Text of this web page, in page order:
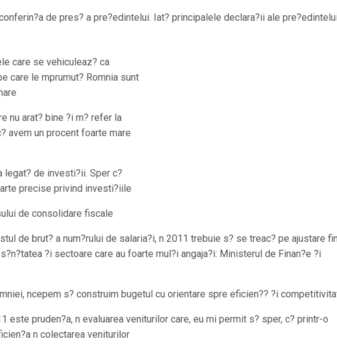
de pres? a pre?edintelui. Iat? principalele declara?ii ale
care se vehiculeaz? ca
care le mprumut? Romnia sunt
nu arat? bine ?i m? refer la
avem un procent foarte mare
de investi?ii. Sper c?
precise privind investi?iile
de consolidare fiscale
de brut? a num?rului de salaria?i, n 2011 trebuie s? se treac? pe ajustare
?i sectoare care au foarte mul?i angaja?i: Ministerul de Finan?e ?i
ncepem s? construim bugetul cu orientare spre eficien?? ?i
este pruden?a, n evaluarea veniturilor care, eu mi permit s? sper, c? printr-o
n colectarea veniturilor